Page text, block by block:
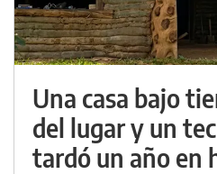
Una casa bajo
del lugar y un
tardó un año en